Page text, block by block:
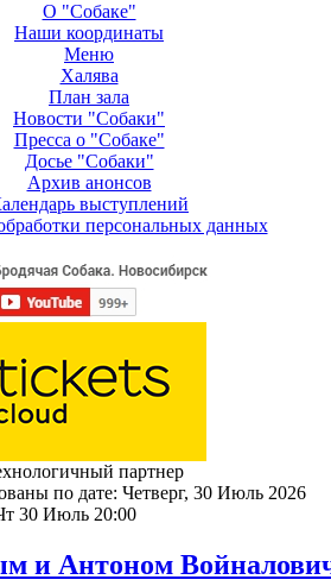
О "Собаке"
Наши координаты
Меню
Халява
План зала
Новости "Собаки"
Пресса о "Собаке"
Досье "Собаки"
Архив анонсов
выступлений
персональных данных
партнер
по дате: Четверг, 30 Июль 2026
30 Июль 20:00
и Антоном